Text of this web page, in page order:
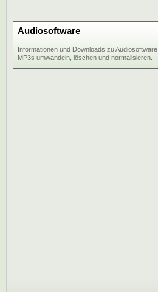
Audiosoftware
Informationen und Downloads zu Audiosoftware,
MP3s umwandeln, löschen und normalisieren.